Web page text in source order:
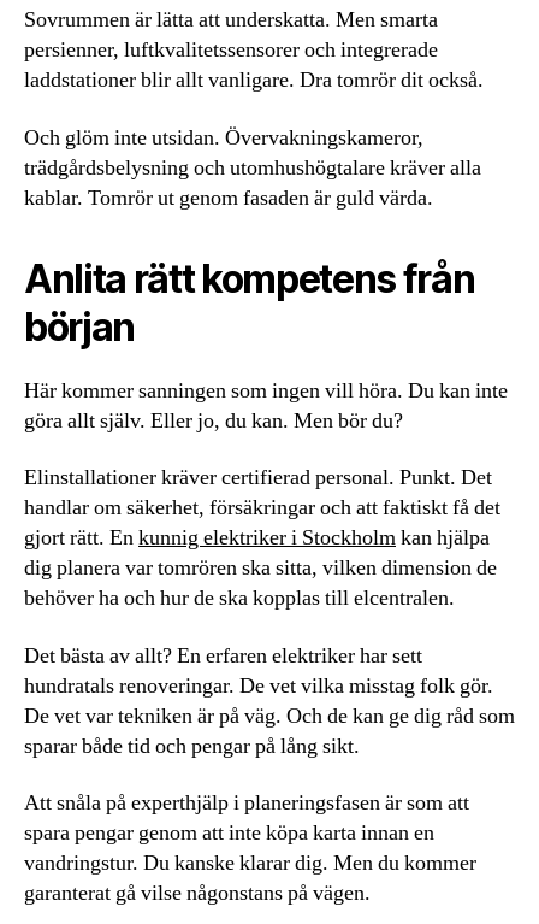
Sovrummen är lätta att underskatta. Men smarta
persienner, luftkvalitetssensorer och integrerade
laddstationer blir allt vanligare. Dra tomrör dit också.
Och glöm inte utsidan. Övervakningskameror,
trädgårdsbelysning och utomhushögtalare kräver alla
kablar. Tomrör ut genom fasaden är guld värda.
Anlita rätt kompetens från
början
Här kommer sanningen som ingen vill höra. Du kan inte
göra allt själv. Eller jo, du kan. Men bör du?
Elinstallationer kräver certifierad personal. Punkt. Det
handlar om säkerhet, försäkringar och att faktiskt få det
gjort rätt. Enkunnig elektriker i Stockholmkan hjälpa
dig planera var tomrören ska sitta, vilken dimension de
behöver ha och hur de ska kopplas till elcentralen.
Det bästa av allt? En erfaren elektriker har sett
hundratals renoveringar. De vet vilka misstag folk gör.
De vet var tekniken är på väg. Och de kan ge dig råd som
sparar både tid och pengar på lång sikt.
Att snåla på experthjälp i planeringsfasen är som att
spara pengar genom att inte köpa karta innan en
vandringstur. Du kanske klarar dig. Men du kommer
garanterat gå vilse någonstans på vägen.